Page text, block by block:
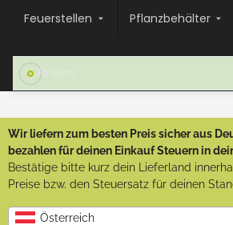
Feuerstellen Pflanzbehälter
Wir liefern zum besten Preis sicher aus
bezahlen für deinen Einkauf Steuern in
Bestätige bitte kurz dein Lieferland
Preise bzw. den Steuersatz für deinen
Österreich